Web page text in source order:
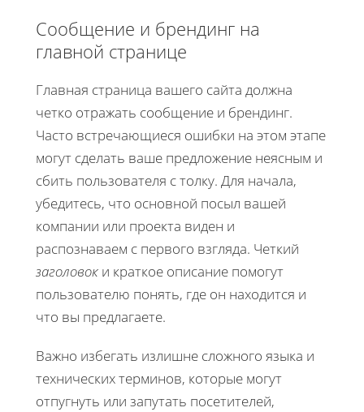
Сообщение и брендинг на
главной странице
Главная страница вашего сайта должна
четко отражать сообщение и брендинг.
Часто встречающиеся ошибки на этом этапе
могут сделать ваше предложение неясным и
сбить пользователя с толку. Для начала,
убедитесь, что основной посыл вашей
компании или проекта виден и
распознаваем с первого взгляда. Четкий
заголовок и краткое описание помогут
пользователю понять, где он находится и
что вы предлагаете.
Важно избегать излишне сложного языка и
технических терминов, которые могут
отпугнуть или запутать посетителей,